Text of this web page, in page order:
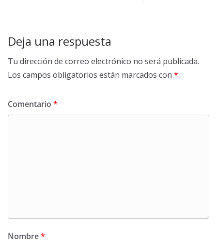
Deja una respuesta
Tu dirección de correo electrónico no será publicada.
Los campos obligatorios están marcados con *
Comentario *
Nombre*